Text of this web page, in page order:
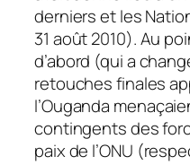
derniers et les
31 août 2010). Au
d’abord (qui a
retouches finales
l’Ouganda
contingents des
paix de l’ONU